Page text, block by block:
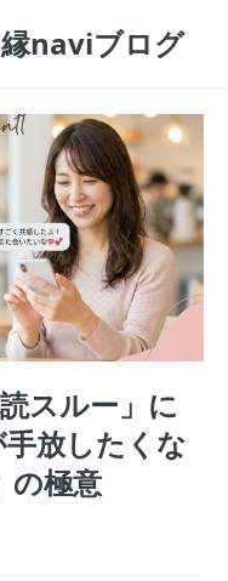
naviブログ
スルー」に
放したくな
の極意